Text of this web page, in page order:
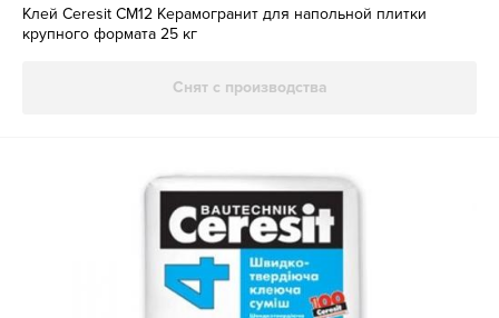
Клей Ceresit CM12 Керамогранит для напольной плитки
крупного формата 25 кг
Снят с производства